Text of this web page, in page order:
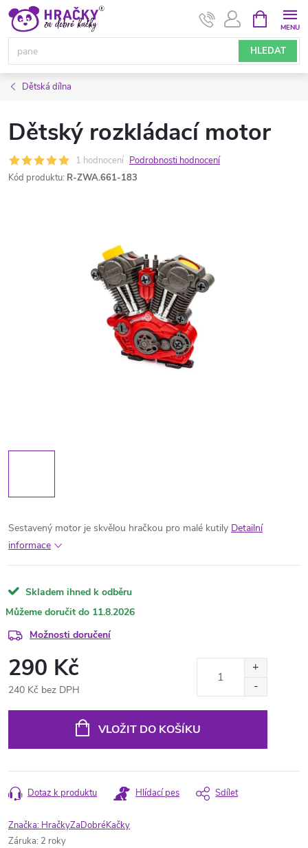
Přejít
obsah
HLEDAT
NÁKUPNÍ
KOŠÍK
Dětská dílna
Dětský rozkládací motor
1 hodnocení Podrobnosti hodnocení
Kód produktu: R-ZWA.661-183
Sestavený motor je skvělou hračkou pro malé kutily Detailní
informace
Skladem ihned k odběru
11.8.2026
Možnosti doručení
290 Kč
240 Kč bez DPH
VLOŽIT DO KOŠÍKU
Dotaz k produktu Hlídací pes Sdílet
Značka: HračkyZaDobréKačky
Záruka: 2 roky